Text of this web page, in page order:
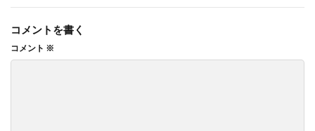
コメントを書く
コメント ※